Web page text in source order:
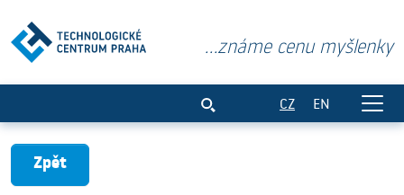
...známe cenu myšlenky
CZ EN
Zpět